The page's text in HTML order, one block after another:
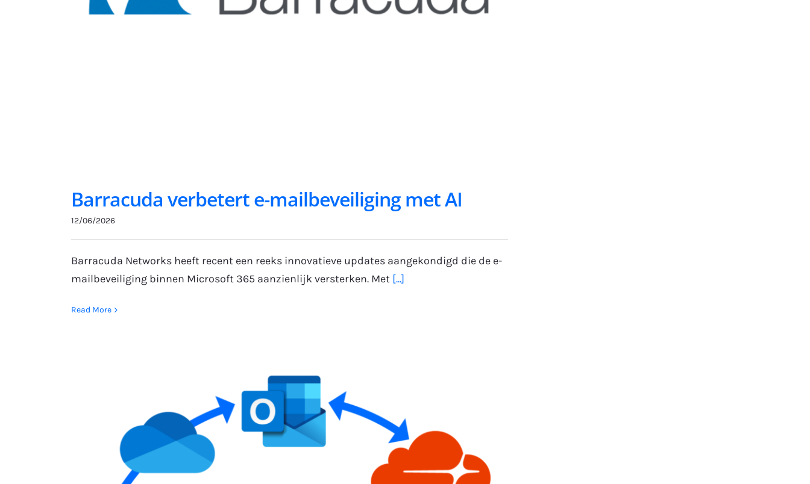
Barracuda verbetert e-mailbeveiliging met AI
12/06/2026
Barracuda Networks heeft recent een reeks innovatieve updates aangekondigd die de e-
mailbeveiliging binnen Microsoft 365 aanzienlijk versterken. Met [...]
Read More